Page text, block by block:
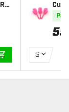
TILFØJ TIL KURV
st
På
55
S